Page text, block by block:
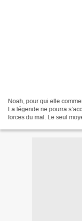
Noah, pour qui elle
La légende ne pourra
forces du mal. Le seul